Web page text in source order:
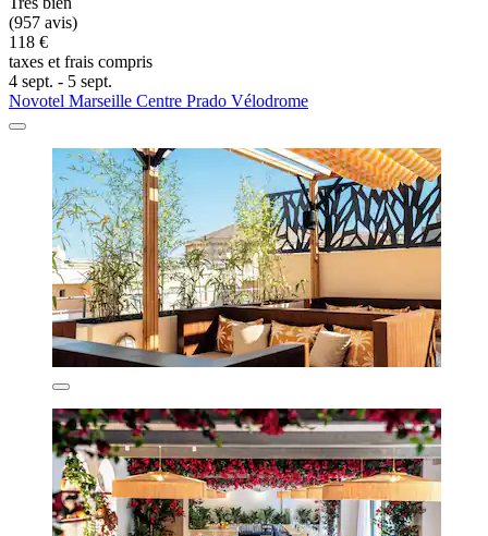
(957 avis)
118 €
taxes et frais compris
4 sept. - 5 sept.
Novotel Marseille Centre Prado Vélodrome